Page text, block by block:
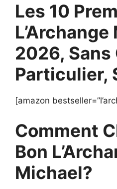
Les 10
2026, Sans
Particulier,
[amazon
Comment
Bon
Michael?